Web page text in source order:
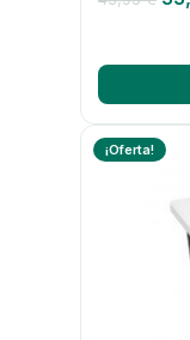
¡Oferta!